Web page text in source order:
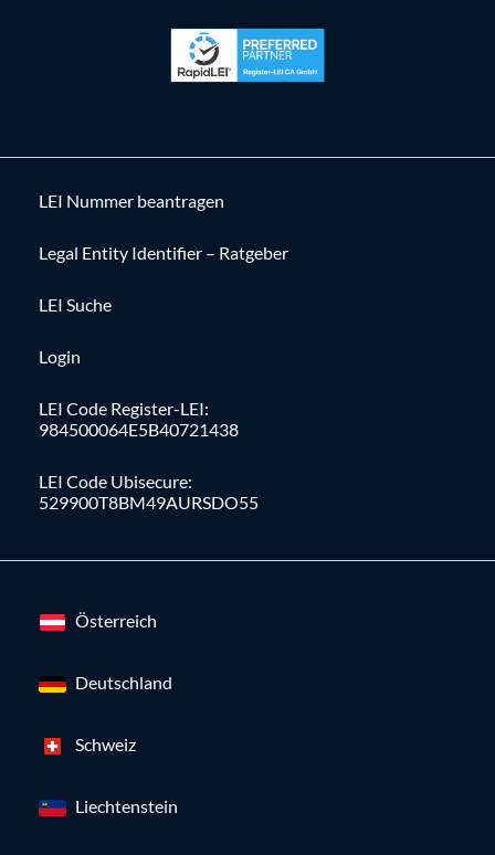
LEI Nummer beantragen
Legal Entity Identifier – Ratgeber
LEI Suche
Login
LEI Code Register-LEI:
984500064E5B40721438
LEI Code Ubisecure:
529900T8BM49AURSDO55
Österreich
Deutschland
Schweiz
Liechtenstein